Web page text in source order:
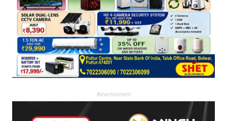
Advertisement